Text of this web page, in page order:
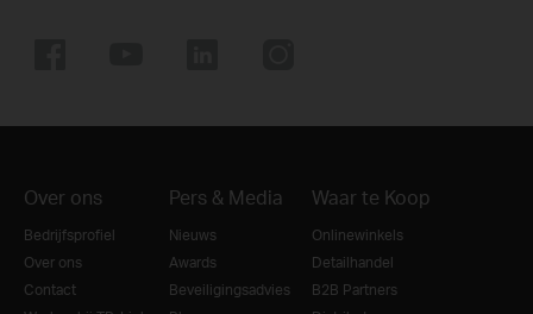
Over ons
Bedrijfsprofiel
Over ons
Contact
Pers & Media
Nieuws
Awards
Beveiligingsadvies
Waar te Koop
Onlinewinkels
Detailhandel
B2B Partners